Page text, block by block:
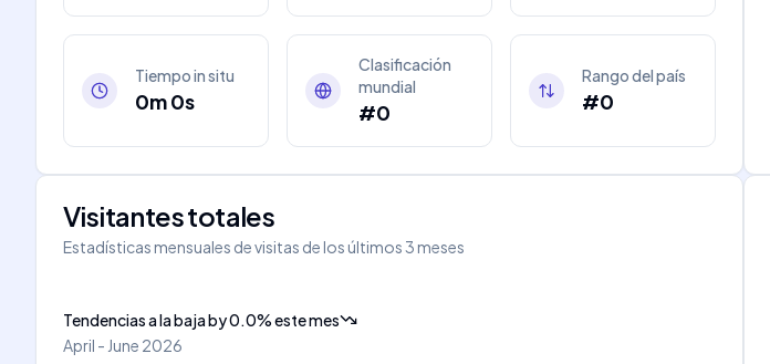
Tiempo in situ
0m 0s
Clasificación
mundial
#0
Rango del país
#0
Visitantes totales
Estadísticas mensuales de visitas de los últimos 3 meses
Tendencias a la bajaby0.0%este mes
April - June 2026